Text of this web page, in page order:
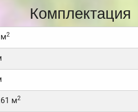
Комплектация
2
м2